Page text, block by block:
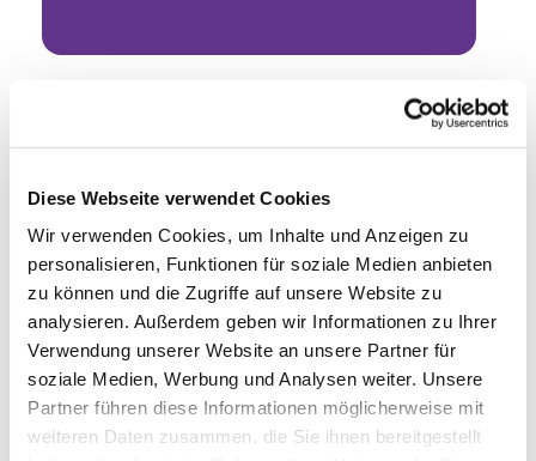
Diese Webseite verwendet Cookies
Wir verwenden Cookies, um Inhalte und Anzeigen zu
personalisieren, Funktionen für soziale Medien anbieten
zu können und die Zugriffe auf unsere Website zu
analysieren. Außerdem geben wir Informationen zu Ihrer
Verwendung unserer Website an unsere Partner für
soziale Medien, Werbung und Analysen weiter. Unsere
Partner führen diese Informationen möglicherweise mit
weiteren Daten zusammen, die Sie ihnen bereitgestellt